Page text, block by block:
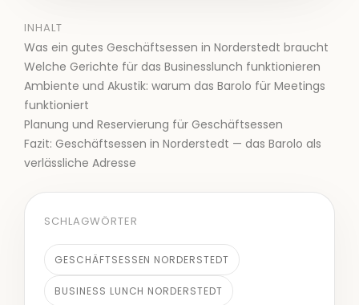
INHALT
Was ein gutes Geschäftsessen in Norderstedt braucht
Welche Gerichte für das Businesslunch funktionieren
Ambiente und Akustik: warum das Barolo für Meetings
funktioniert
Planung und Reservierung für Geschäftsessen
Fazit: Geschäftsessen in Norderstedt — das Barolo als
verlässliche Adresse
SCHLAGWÖRTER
GESCHÄFTSESSEN NORDERSTEDT
BUSINESS LUNCH NORDERSTEDT